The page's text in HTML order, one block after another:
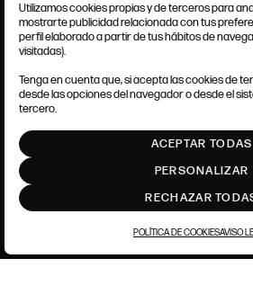
CONDICIONES
POLÍTICA DE
AJUSTE DE
Utilizamos cookies propias y de terceros para
mostrarte publicidad relacionada con tus
perfil elaborado a partir de tus hábitos de
visitadas).
Tenga en cuenta que, si acepta las cookies de
desde las opciones del navegador o desde el
tercero.
ACEPTAR TODAS
PERSONALIZAR
RECHAZAR
POLÍTICA DE COOKIESAVISO